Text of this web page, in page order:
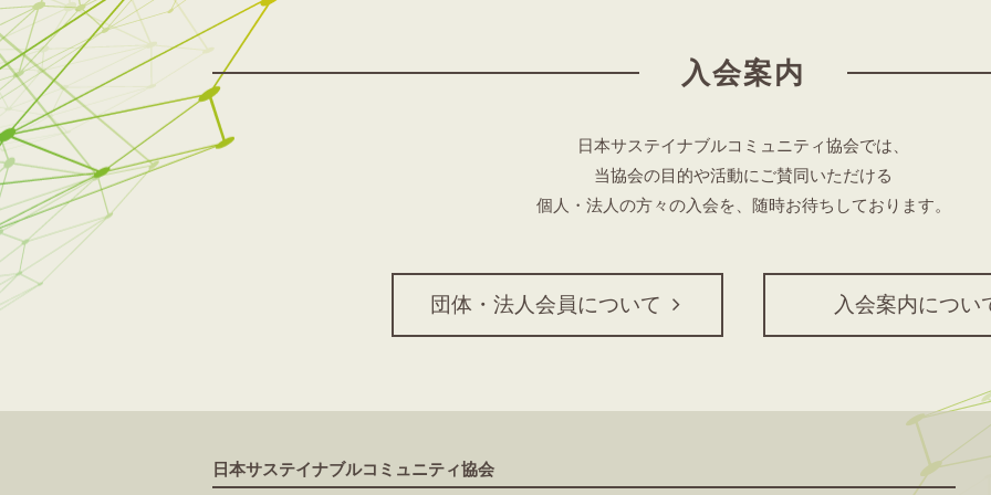
入会案内
日本サステイナブルコミュニティ協会では、
当協会の目的や活動にご賛同いただける
個人・法人の方々の入会を、随時お待ちしております。
団体・法人会員について 入会案内につい
日本サステイナブルコミュニティ協会